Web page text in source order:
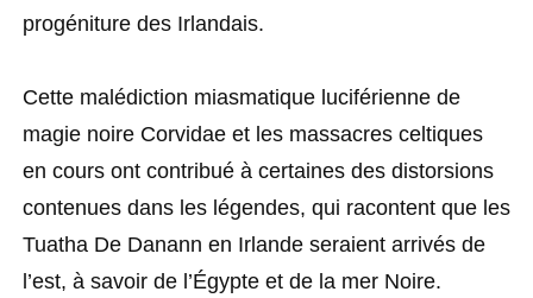
progéniture des Irlandais.
Cette malédiction miasmatique luciférienne de
magie noire Corvidae et les massacres celtiques
en cours ont contribué à certaines des distorsions
contenues dans les légendes, qui racontent que les
Tuatha De Danann en Irlande seraient arrivés de
l’est, à savoir de l’Égypte et de la mer Noire.